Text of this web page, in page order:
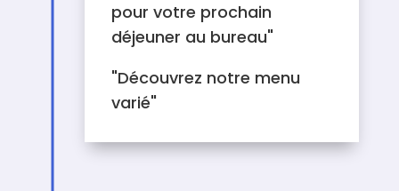
pour votre prochain
déjeuner au bureau"
"Découvrez notre menu
varié"